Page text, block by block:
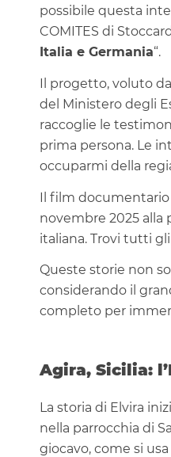
possibile questa
COMITES di
Italia e Germania“.
Il progetto, voluto
del Ministero degli
raccoglie le
prima persona. Le
occuparmi della
Il film documentario
novembre 2025 alla
italiana. Trovi tutti
Queste storie non
considerando il
completo per
Agira, Sicilia:
La storia di Elvira
nella parrocchia di
giocavo, come si